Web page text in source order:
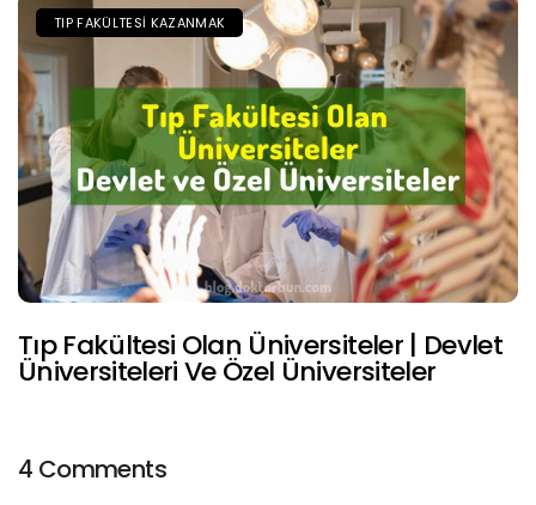
TIP FAKÜLTESI KAZANMAK
Tıp Fakültesi Olan Üniversiteler | Devlet
Üniversiteleri Ve Özel Üniversiteler
4 Comments